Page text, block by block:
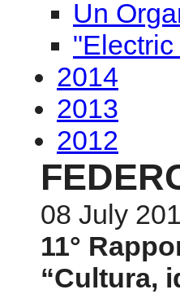
Un
2014
2013
2012
08 July
11°
“Cultura,